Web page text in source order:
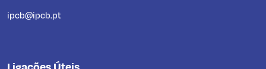
ipcb@ipcb.pt